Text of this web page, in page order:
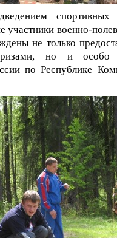
военно-
не только
но и особо
по Республике